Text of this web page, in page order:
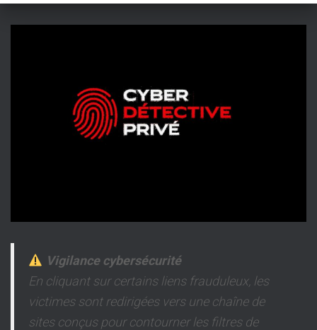
Vigilance cybersécurité
En cliquant sur certains liens frauduleux, les
victimes sont redirigées vers une chaîne de
sites conçus pour contourner les filtres de